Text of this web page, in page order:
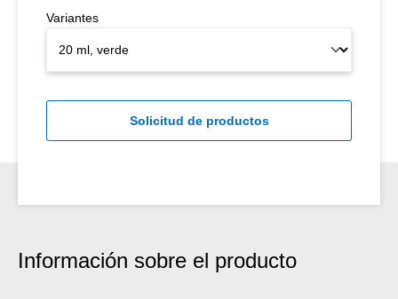
Variantes
Solicitud de productos
Información sobre el producto